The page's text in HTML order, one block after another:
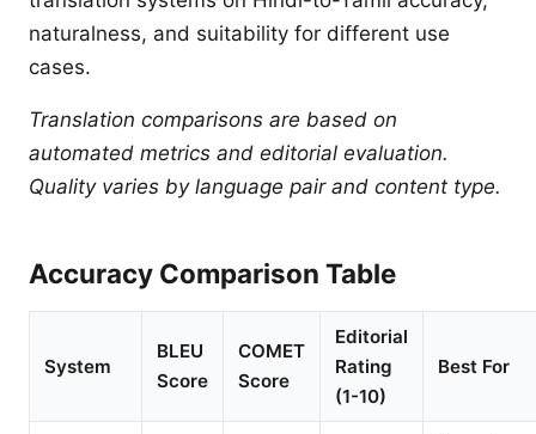
naturalness, and suitability for different use
cases.
Translation comparisons are based on
automated metrics and editorial evaluation.
Quality varies by language pair and content type.
Accuracy Comparison Table
System
BLEU
Score
COMET
Score
Editorial
Rating
(1-10)
Best For